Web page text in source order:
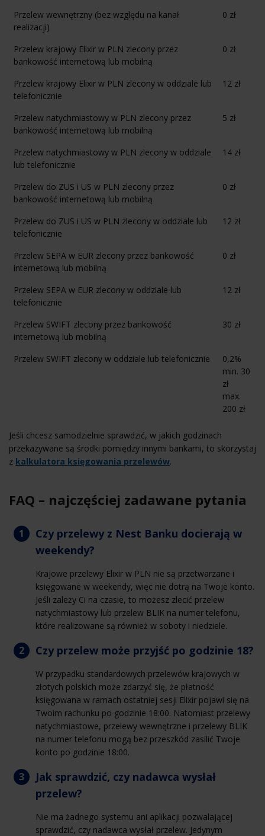
Przelew wewnętrzny (bez względu na kanał
realizacji)
0 zł
Przelew krajowy Elixir w PLN zlecony przez
bankowość internetową lub mobilną
0 zł
Przelew krajowy Elixir w PLN zlecony w oddziale lub
telefonicznie
12 zł
Przelew natychmiastowy w PLN zlecony przez
bankowość internetową lub mobilną
5 zł
Przelew natychmiastowy w PLN zlecony w oddziale
lub telefonicznie
14 zł
Przelew do ZUS i US w PLN zlecony przez
bankowość internetową lub mobilną
0 zł
Przelew do ZUS i US w PLN zlecony w oddziale lub
telefonicznie
12 zł
Przelew SEPA w EUR zlecony przez bankowość
internetową lub mobilną
0 zł
Przelew SEPA w EUR zlecony w oddziale lub
telefonicznie
12 zł
Przelew SWIFT zlecony przez bankowość
internetową lub mobilną
30 zł
Przelew SWIFT zlecony w oddziale lub telefonicznie
0,2%
min. 30
zł
max.
200 zł
Jeśli chcesz samodzielnie sprawdzić, w jakich godzinach
przekazywane są środki pomiędzy innymi bankami, to skorzystaj
z kalkulatora księgowania przelewów.
FAQ – najczęściej zadawane pytania
Czy przelewy z Nest Banku docierają w
weekendy?
Krajowe przelewy Elixir w PLN nie są przetwarzane i
księgowane w weekendy, więc nie dotrą na Twoje konto.
Jeśli zależy Ci na czasie, to możesz zlecić przelew
natychmiastowy lub przelew BLIK na numer telefonu,
które realizowane są również w soboty i niedziele.
Czy przelew może przyjść po godzinie 18?
W przypadku standardowych przelewów krajowych w
złotych polskich może zdarzyć się, że płatność
księgowana w ramach ostatniej sesji Elixir pojawi się na
Twoim rachunku po godzinie 18:00. Natomiast przelewy
natychmiastowe, przelewy wewnętrzne i przelewy BLIK
na numer telefonu mogą bez przeszkód zasilić Twoje
konto po godzinie 18:00.
Jak sprawdzić, czy nadawca wysłał
przelew?
Nie ma żadnego systemu ani aplikacji pozwalającej
sprawdzić, czy nadawca wysłał przelew. Jedynym